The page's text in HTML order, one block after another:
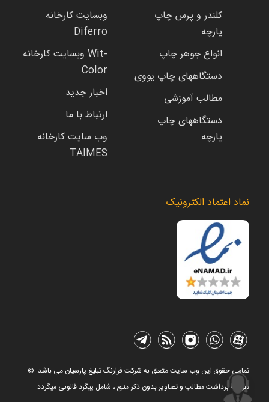
کلندر و پرس چاپ
پارچه
انواع جوهر چاپ
دستگاههای چاپ یووی
مطالب آموزشی
دستگاههای چاپ
پارچه
وبسایت کارخانه
Diferro
وبسایت کارخانه Wit-
Color
اخبار جدید
ارتباط با ما
وب سایت کارخانه
TAIMES
نماد اعتماد الکترونیک
© تمامی حقوق این وب سایت متعلق به شرکت فرارنگ تبلیغ پارسیان می باشد.
هرگونه برداشت مطالب و تصاویر بدون ذکر منبع ، شامل پیگرد قانونی میگردد